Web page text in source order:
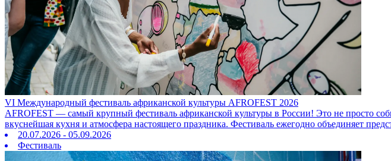
VI Международный фестиваль африканской культуры AFROFEST 2026
AFROFEST — самый крупный фестиваль африканской культуры в России! Это не просто
вкуснейшая кухня и атмосфера настоящего праздника. Фестиваль ежегодно объединяет
20.07.2026 - 05.09.2026
Фестиваль